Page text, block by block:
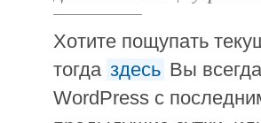
Хотите пощупать
тогда здесь Вы
WordPress с